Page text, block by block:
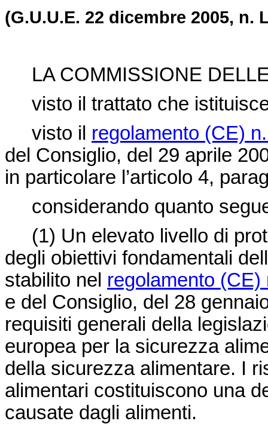
(G.U.U.E. 22 dicembre 2005, n.
LA COMMISSIONE
visto il trattato che
visto il regolamento (CE)
del Consiglio, del 29 aprile
in particolare l’articolo 4,
considerando quanto
(1) Un elevato livello di
degli obiettivi fondamentali
stabilito nel regolamento (CE)
e del Consiglio, del 28
requisiti generali della
europea per la sicurezza
della sicurezza alimentare. I
alimentari costituiscono una
causate dagli alimenti.